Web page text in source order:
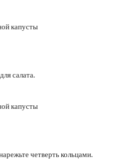
салата.
четверть кольцами.